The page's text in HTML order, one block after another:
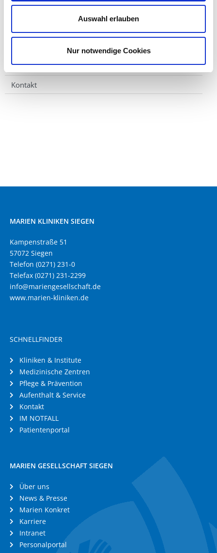
Auswahl erlauben
Nur notwendige Cookies
Technische Ausstattung
Schwerpunkte der Behandlung
Team
Kontakt
MARIEN KLINIKEN SIEGEN
Kampenstraße 51
57072 Siegen
Telefon (0271) 231-0
Telefax (0271) 231-2299
info@mariengesellschaft.de
www.marien-kliniken.de
SCHNELLFINDER
Kliniken & Institute
Medizinische Zentren
Pflege & Prävention
Aufenthalt & Service
Kontakt
IM NOTFALL
Patientenportal
MARIEN GESELLSCHAFT SIEGEN
Über uns
News & Presse
Marien Konkret
Karriere
Intranet
Personalportal